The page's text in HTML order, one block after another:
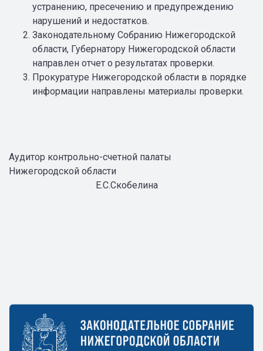
устранению, пресечению и предупреждению
нарушений и недостатков.
Законодательному Собранию Нижегородской
области, Губернатору Нижегородской области
направлен отчет о результатах проверки.
Прокуратуре Нижегородской области в порядке
информации направлены материалы проверки.
Аудитор контрольно-счетной палаты
Нижегородской области
Е.С.Скобелина